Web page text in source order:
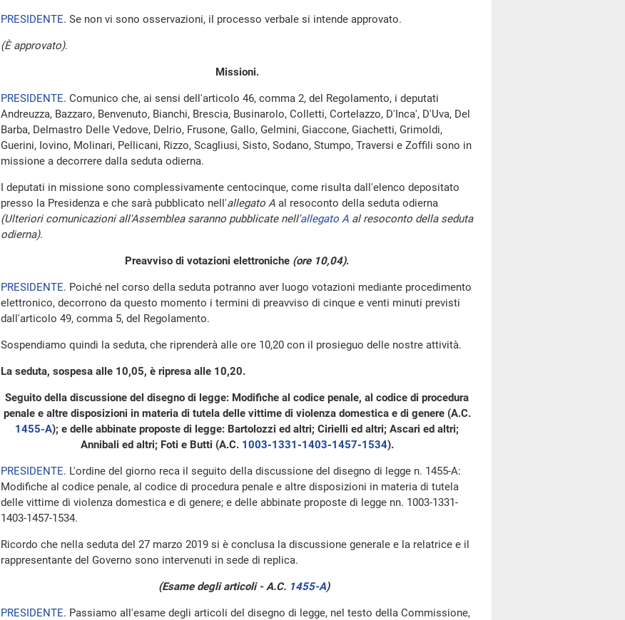
PRESIDENTE. Se non vi sono osservazioni, il processo verbale si intende approvato.
(È approvato).
Missioni.
PRESIDENTE. Comunico che, ai sensi dell'articolo 46, comma 2, del Regolamento, i deputati
Andreuzza, Bazzaro, Benvenuto, Bianchi, Brescia, Businarolo, Colletti, Cortelazzo, D'Inca', D'Uva, Del
Barba, Delmastro Delle Vedove, Delrio, Frusone, Gallo, Gelmini, Giaccone, Giachetti, Grimoldi,
Guerini, Iovino, Molinari, Pellicani, Rizzo, Scagliusi, Sisto, Sodano, Stumpo, Traversi e Zoffili sono in
missione a decorrere dalla seduta odierna.
I deputati in missione sono complessivamente centocinque, come risulta dall'elenco depositato
presso la Presidenza e che sarà pubblicato nell'allegato A al resoconto della seduta odierna
(Ulteriori comunicazioni all'Assemblea saranno pubblicate nell'allegato A al resoconto della seduta
odierna).
Preavviso di votazioni elettroniche (ore 10,04).
PRESIDENTE. Poiché nel corso della seduta potranno aver luogo votazioni mediante procedimento
elettronico, decorrono da questo momento i termini di preavviso di cinque e venti minuti previsti
dall'articolo 49, comma 5, del Regolamento.
Sospendiamo quindi la seduta, che riprenderà alle ore 10,20 con il prosieguo delle nostre attività.
La seduta, sospesa alle 10,05, è ripresa alle 10,20.
Seguito della discussione del disegno di legge: Modifiche al codice penale, al codice di procedura
penale e altre disposizioni in materia di tutela delle vittime di violenza domestica e di genere (A.C.
1455-A); e delle abbinate proposte di legge: Bartolozzi ed altri; Cirielli ed altri; Ascari ed altri;
Annibali ed altri; Foti e Butti (A.C. 1003-1331-1403-1457-1534).
PRESIDENTE. L'ordine del giorno reca il seguito della discussione del disegno di legge n. 1455-A:
Modifiche al codice penale, al codice di procedura penale e altre disposizioni in materia di tutela
delle vittime di violenza domestica e di genere; e delle abbinate proposte di legge nn. 1003-1331-
1403-1457-1534.
Ricordo che nella seduta del 27 marzo 2019 si è conclusa la discussione generale e la relatrice e il
rappresentante del Governo sono intervenuti in sede di replica.
(Esame degli articoli - A.C. 1455-A)
PRESIDENTE. Passiamo all'esame degli articoli del disegno di legge, nel testo della Commissione,